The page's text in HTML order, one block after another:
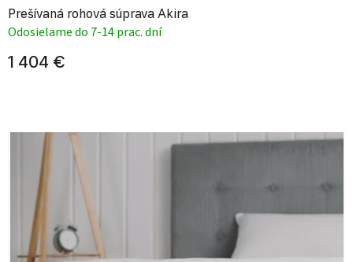
Prešívaná rohová súprava Akira
Odosielame do 7-14 prac. dní
1 404 €